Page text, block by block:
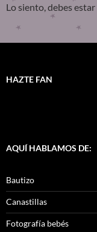
Lo siento, debes estar
HAZTE FAN
AQUÍ HABLAMOS DE:
Bautizo
Canastillas
Fotografía bebés